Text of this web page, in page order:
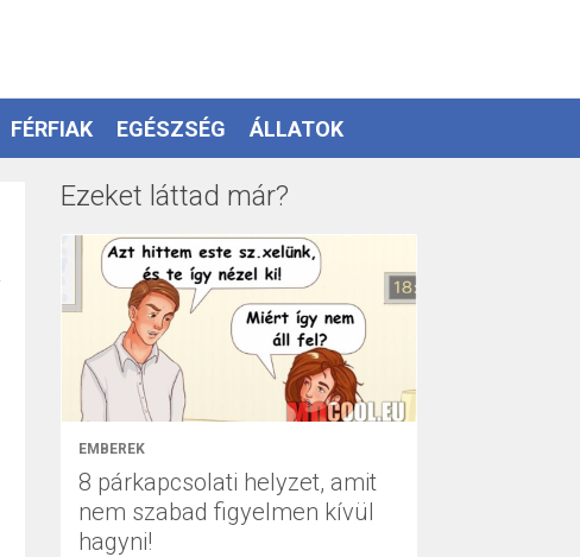
FÉRFIAK EGÉSZSÉG ÁLLATOK
Ezeket láttad már?
EMBEREK
8 párkapcsolati helyzet, amit
nem szabad figyelmen kívül
hagyni!